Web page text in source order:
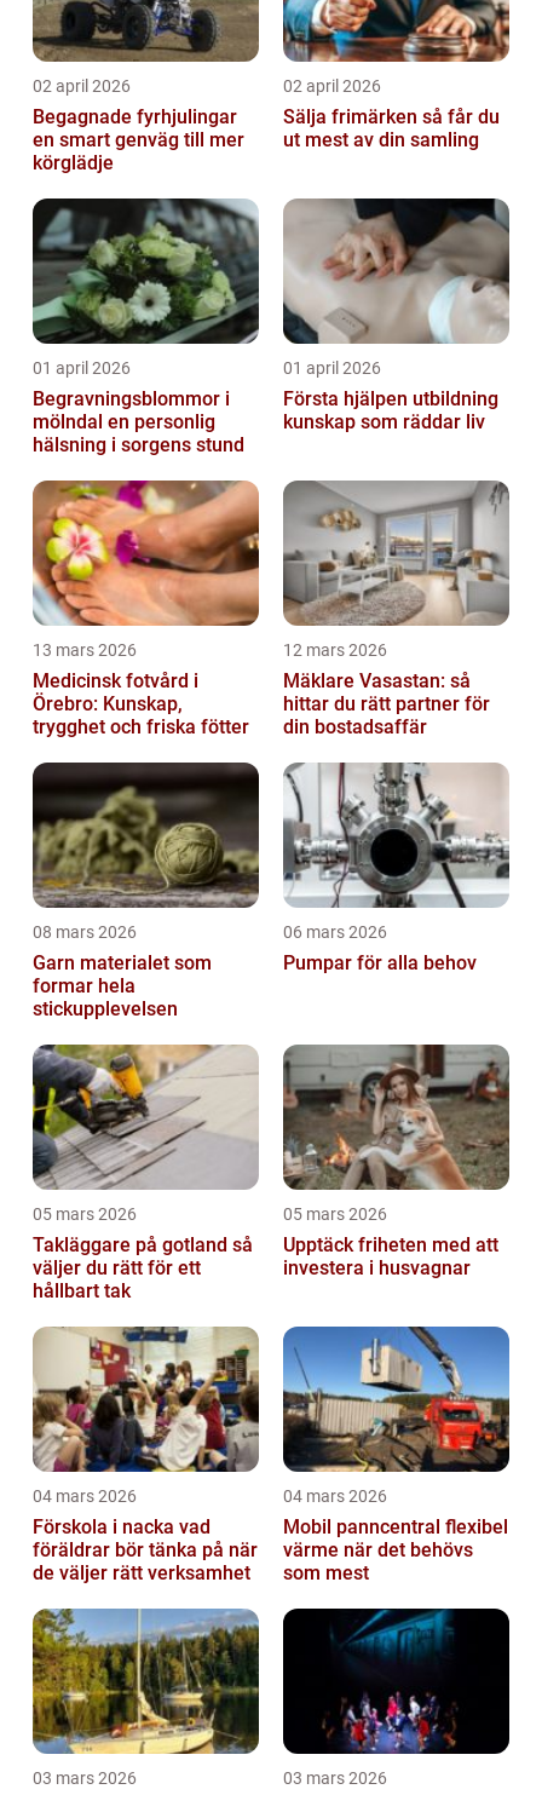
02 april 2026
Begagnade fyrhjulingar
en smart genväg till mer
körglädje
02 april 2026
Sälja frimärken så får du
ut mest av din samling
01 april 2026
Begravningsblommor i
mölndal en personlig
hälsning i sorgens stund
01 april 2026
Första hjälpen utbildning
kunskap som räddar liv
13 mars 2026
Medicinsk fotvård i
Örebro: Kunskap,
trygghet och friska fötter
12 mars 2026
Mäklare Vasastan: så
hittar du rätt partner för
din bostadsaffär
08 mars 2026
Garn materialet som
formar hela
stickupplevelsen
06 mars 2026
Pumpar för alla behov
05 mars 2026
Takläggare på gotland så
väljer du rätt för ett
hållbart tak
05 mars 2026
Upptäck friheten med att
investera i husvagnar
04 mars 2026
Förskola i nacka vad
föräldrar bör tänka på när
de väljer rätt verksamhet
04 mars 2026
Mobil panncentral flexibel
värme när det behövs
som mest
03 mars 2026 03 mars 2026